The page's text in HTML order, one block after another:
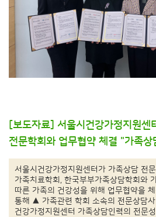
[보도자료] 서울시건강가정지원센
전문학회와 업무협약 체결 "가족
서울시건강가정지원센터가 가족상담 전
가족치료학회, 한국부부가족상담학회와
따른 가족의 건강성을 위해 업무협약을
통해 ▲ 가족관련 학회 소속의 전문상담
건강가정지원센터 가족상담인력의 전문